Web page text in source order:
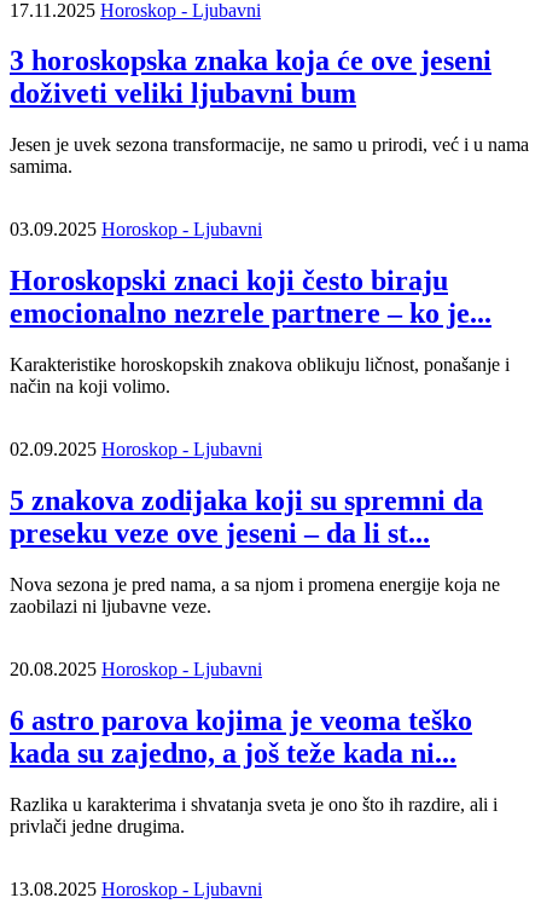
17.11.2025 Horoskop - Ljubavni
3 horoskopska znaka koja će ove jeseni
doživeti veliki ljubavni bum
Jesen je uvek sezona transformacije, ne samo u prirodi, već i u nama
samima.
03.09.2025 Horoskop - Ljubavni
Horoskopski znaci koji često biraju
emocionalno nezrele partnere – ko je...
Karakteristike horoskopskih znakova oblikuju ličnost, ponašanje i
način na koji volimo.
02.09.2025 Horoskop - Ljubavni
5 znakova zodijaka koji su spremni da
preseku veze ove jeseni – da li st...
Nova sezona je pred nama, a sa njom i promena energije koja ne
zaobilazi ni ljubavne veze.
20.08.2025 Horoskop - Ljubavni
6 astro parova kojima je veoma teško
kada su zajedno, a još teže kada ni...
Razlika u karakterima i shvatanja sveta je ono što ih razdire, ali i
privlači jedne drugima.
13.08.2025 Horoskop - Ljubavni